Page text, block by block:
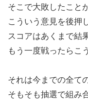
そこで大敗したことが
こういう意見を後押
スコアはあくまで結
もう一度戦ったらこ
それは今までの全て
そもそも抽選で組み